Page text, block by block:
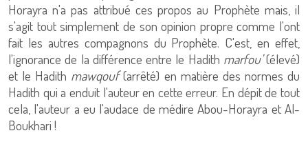
Horayra n'a pas attribué ces propos au Prophète mais, il
s'agit tout simplement de son opinion propre comme l'ont
fait les autres compagnons du Prophète. C'est, en effet,
l'ignorance de la différence entre le Hadith marfou’(élevé)
et le Hadith mawqouf(arrêté) en matière des normes du
Hadith qui a enduit l'auteur en cette erreur. En dépit de tout
cela, l'auteur a eu l'audace de médire Abou-Horayra et Al-
Boukhari !